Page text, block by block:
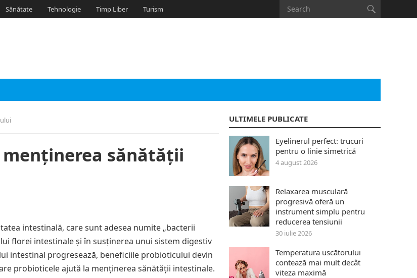
Sănătate Tehnologie Timp Liber Turism
sănătății
intestinală, care sunt adesea numite „bacterii
florei intestinale și în susținerea unui sistem digestiv
intestinal progresează, beneficiile probioticului devin
probioticele ajută la menținerea sănătății intestinale.
ULTIMELE PUBLICATE
Eyelinerul perfect: trucuri
pentru o linie simetrică
4 august 2026
Relaxarea musculară
progresivă oferă un
instrument simplu pentru
reducerea tensiunii
30 iulie 2026
Temperatura uscătorului
contează mai mult decât
viteza maximă